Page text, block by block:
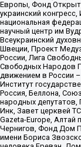
Европы, Фонд
украинский
национальная
научный центр им
Всеукраинский
Швеции, Проект
России, Лига
Свободных Народов
движением в России
Институт
Россия, Беллона,
народных депутатов,
Инк, Завет церквей
Gazeta-Europe, Алтай
Чернигов, Фонд Дом
имени Бориса